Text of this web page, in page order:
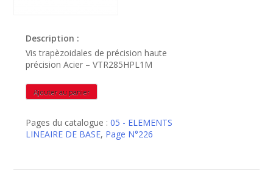
Description :
Vis trapèzoidales de précision haute
précision Acier – VTR285HPL1M
quantité
de
Ajouter au panier
Pages du catalogue :05 - ELEMENTS
LINEAIRE DE BASE, Page N°226